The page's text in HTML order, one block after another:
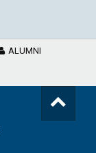
ALUMNI